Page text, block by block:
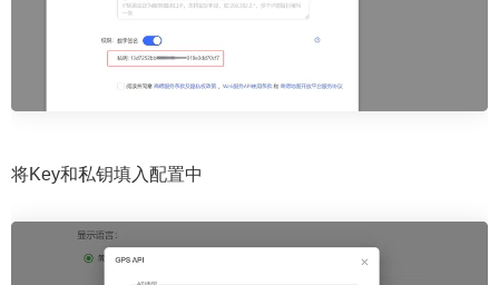
将Key和私钥填入配置中